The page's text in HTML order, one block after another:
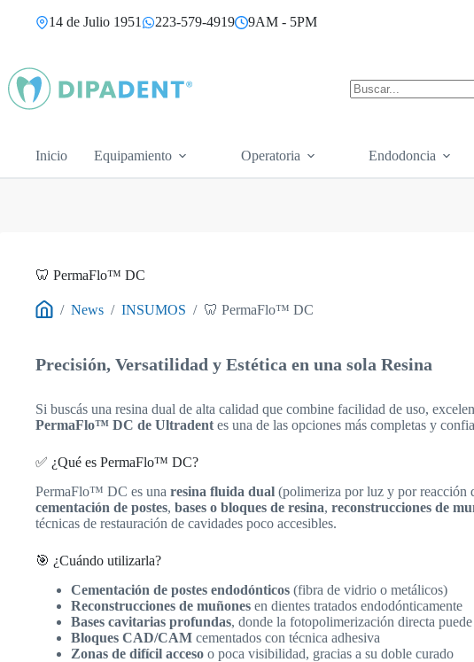
14 de Julio 1951 223-579-4919 9AM - 5PM
Inicio Equipamiento Operatoria Endodoncia
🦷 PermaFlo™ DC
/ News / INSUMOS / 🦷 PermaFlo™ DC
Precisión, Versatilidad y Estética en una sola Resina
Si buscás una resina dual de alta calidad que combine facilidad de uso,
PermaFlo™ DC de Ultradent es una de las opciones más completas y
✅ ¿Qué es PermaFlo™ DC?
PermaFlo™ DC es una resina fluida dual (polimeriza por luz y por reacción
cementación de postes, bases o bloques de resina, reconstrucciones de
técnicas de restauración de cavidades poco accesibles.
🎯 ¿Cuándo utilizarla?
Cementación de postes endodónticos (fibra de vidrio o metálicos)
Reconstrucciones de muñones en dientes tratados endodónticamente
Bases cavitarias profundas, donde la fotopolimerización directa
Bloques CAD/CAM cementados con técnica adhesiva
Zonas de difícil acceso o poca visibilidad, gracias a su doble curado